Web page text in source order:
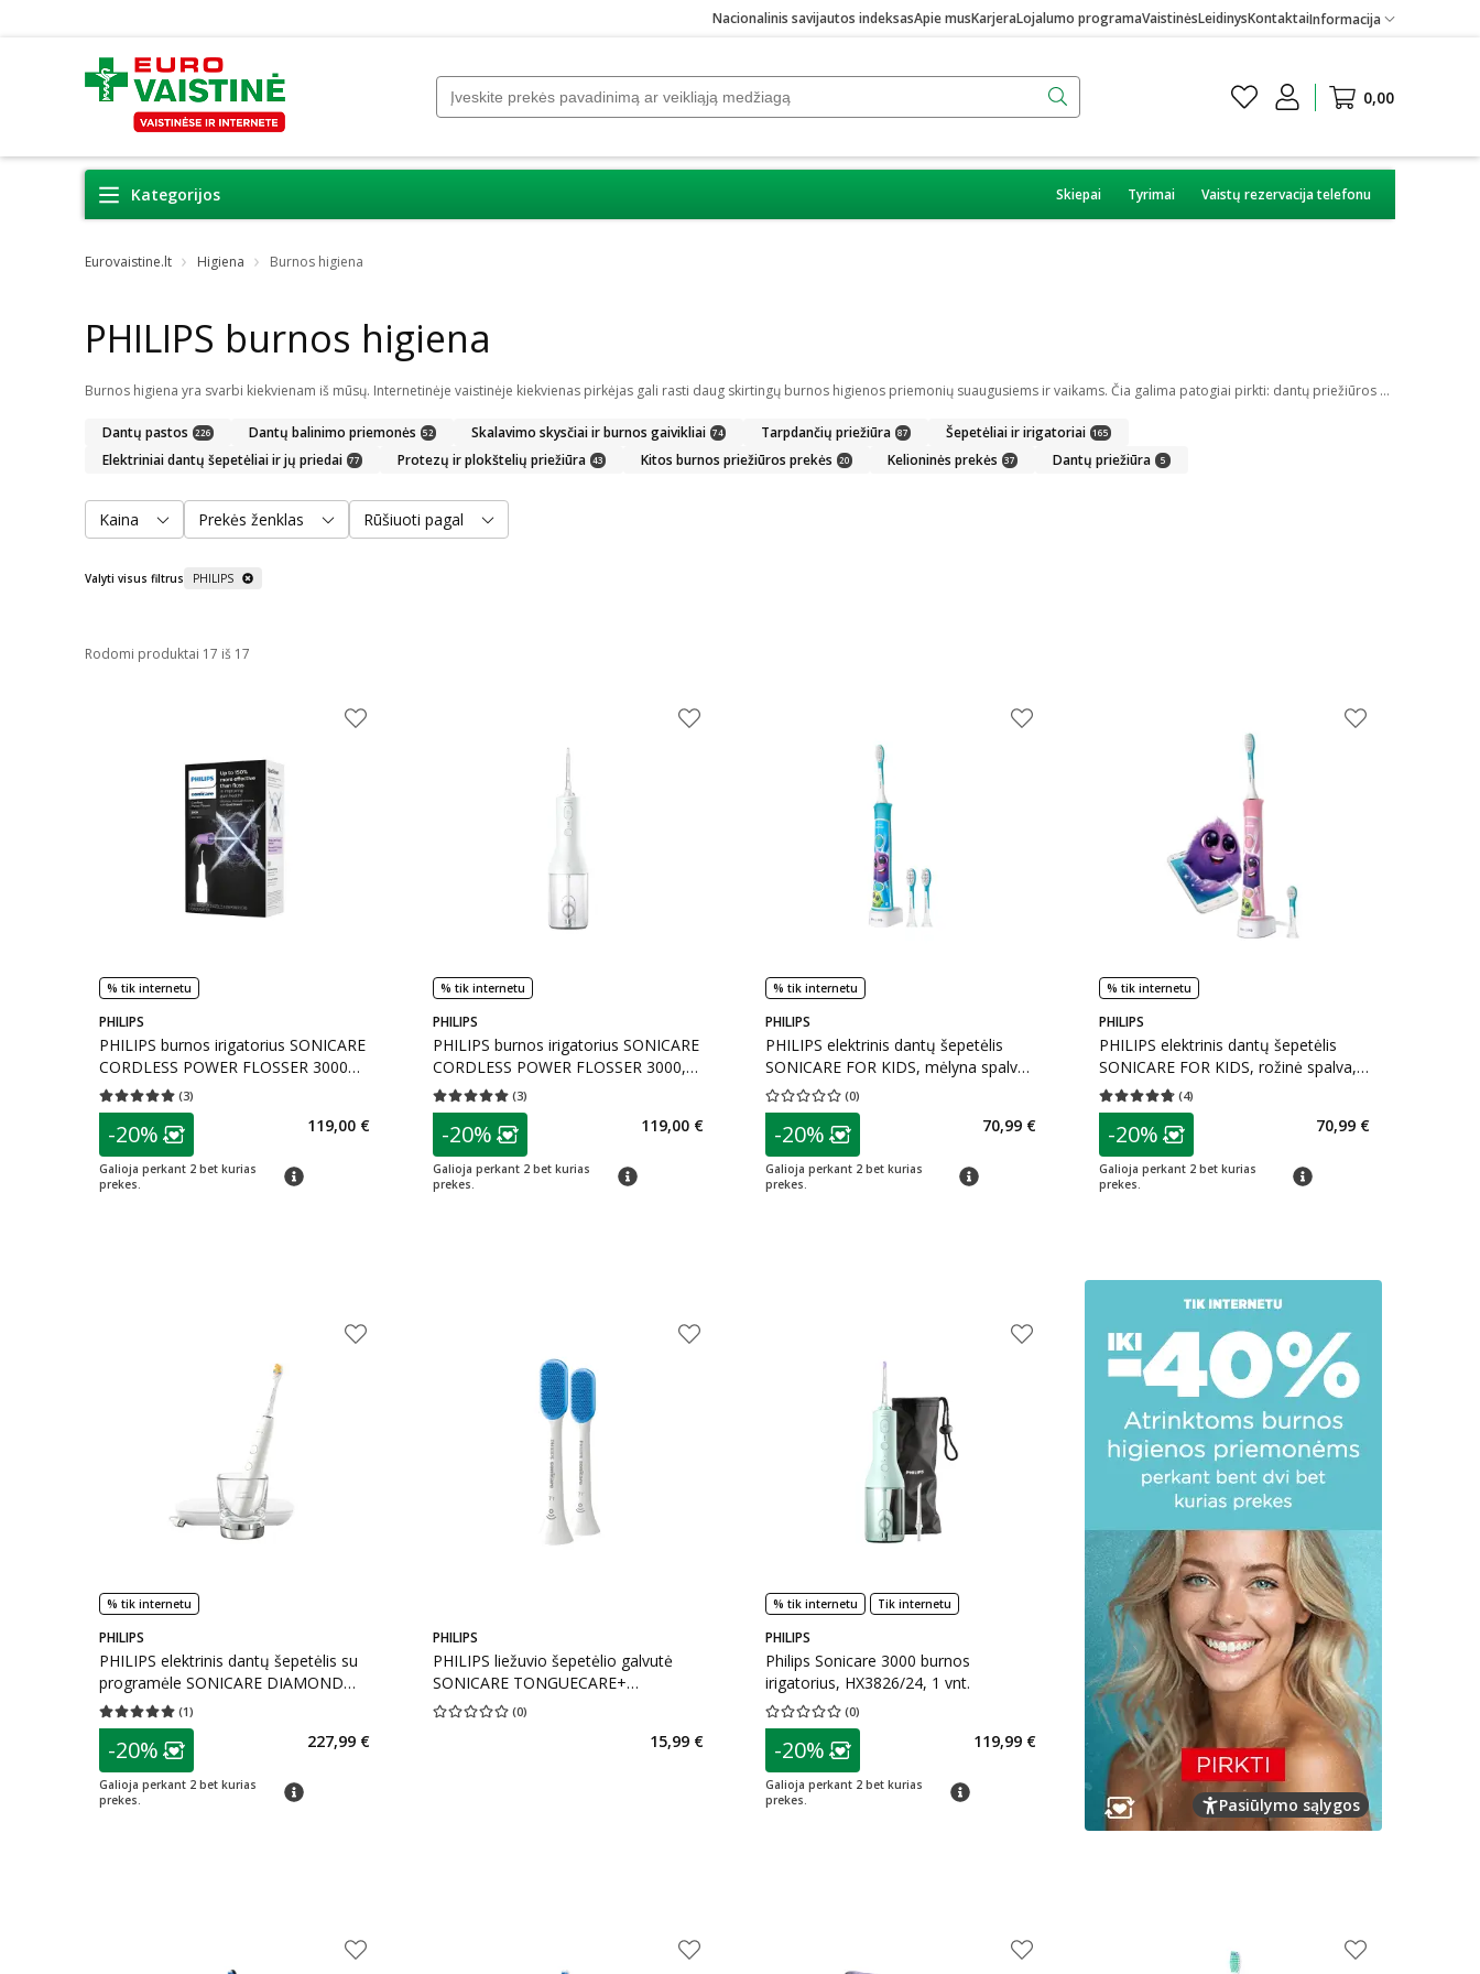
Nacionalinis savijautos indeksasApie musKarjeraLojalumo programaVaistinėsLeidinysKontaktaiInformacija
0,00
Kategorijos Skiepai Tyrimai Vaistų rezervacija telefonu
Eurovaistine.lt Higiena Burnos higiena
PHILIPS burnos higiena
Burnos higiena yra svarbi kiekvienam iš mūsų. Internetinėje vaistinėje kiekvienas pirkėjas gali rasti daug skirtingų burnos higienos priemonių suaugusiems ir vaikams. Čia galima patogiai pirkti: dantų priežiūros priemones, kaip dantų pasta ar skalavimo skystis, dantų šepetėlius ir irigatorius, protezus ir plokštelių priežiūros priemones bei skirtingus gelius ar tepalus.
Dantų pastos 226 Dantų balinimo priemonės 52 Skalavimo skysčiai ir burnos gaivikliai 74 Tarpdančių priežiūra 87 Šepetėliai ir irigatoriai 165
Elektriniai dantų šepetėliai ir jų priedai 77 Protezų ir plokštelių priežiūra 43 Kitos burnos priežiūros prekės 20 Kelioninės prekės 37 Dantų priežiūra 5
Kaina Prekės ženklas Rūšiuoti pagal
Valyti visus filtrus PHILIPS
Rodomi produktai 17 iš 17
% tik internetu
PHILIPS
PHILIPS burnos irigatorius SONICARE
CORDLESS POWER FLOSSER 3000
HX3826/33, 1 vnt.
(3)
Vidutinis įvertinimas 5.00
patarimas
Lojalumo klubo narių nuolaida:
-20%
Galioja perkant 2 bet kurias
prekes.
patarimas
119,00 €
% tik internetu
PHILIPS
PHILIPS burnos irigatorius SONICARE
CORDLESS POWER FLOSSER 3000,
HX3826/33, 1 vnt.
(3)
Vidutinis įvertinimas 5.00
patarimas
Lojalumo klubo narių nuolaida:
-20%
Galioja perkant 2 bet kurias
prekes.
patarimas
119,00 €
% tik internetu
PHILIPS
PHILIPS elektrinis dantų šepetėlis
SONICARE FOR KIDS, mėlyna spalva,
HX6322/04, 1 vnt.
(0)
Vidutinis įvertinimas 0.00
patarimas
Lojalumo klubo narių nuolaida:
-20%
Galioja perkant 2 bet kurias
prekes.
patarimas
70,99 €
% tik internetu
PHILIPS
PHILIPS elektrinis dantų šepetėlis
SONICARE FOR KIDS, rožinė spalva,
HX6352/42, 1 vnt.
(4)
Vidutinis įvertinimas 4.75
patarimas
Lojalumo klubo narių nuolaida
-20%
Galioja perkant 2 bet kurias
prekes.
patarimas
70,99 €
% tik internetu
PHILIPS
PHILIPS elektrinis dantų šepetėlis su
programėle SONICARE DIAMOND
CLEAN 9000 HX9911/27, 1 vnt.
(1)
Vidutinis įvertinimas 5.00
patarimas
Lojalumo klubo narių nuolaida
-20%
Galioja perkant 2 bet kurias
prekes.
patarimas
227,99 €
PHILIPS
PHILIPS liežuvio šepetėlio galvutė
SONICARE TONGUECARE+
HX8072/01, 2 vnt.
(0)
Vidutinis įvertinimas 0.00
15,99 €
% tik internetu Tik internetu
PHILIPS
Philips Sonicare 3000 burnos
irigatorius, HX3826/24, 1 vnt.
(0)
Vidutinis įvertinimas 0.00
patarimas
Lojalumo klubo narių nuolaida:
-20%
Galioja perkant 2 bet kurias
prekes.
patarimas
119,99 €
Pasiūlymo sąlygos